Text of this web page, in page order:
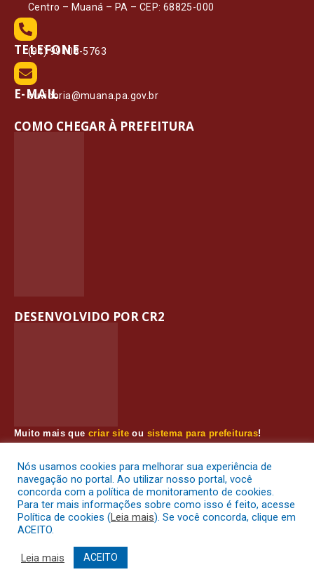
Centro – Muaná – PA – CEP: 68825-000
TELEFONE
(91) 99108-5763
E-MAIL
ouvidoria@muana.pa.gov.br
COMO CHEGAR À PREFEITURA
Muito mais quecriar site ou sistema para prefeituras!
contrato que todas as exigências das
leis de transparência
públicaserão atendidas.
Conheça oPNTPe oRadar da Transparência Pública
DESENVOLVIDO POR CR2
Todos os direitos reservados a
Mapa do Site
Nós usamos cookies para melhorar sua experiência de
navegação no portal. Ao utilizar nosso portal, você
concorda com a política de monitoramento de cookies.
Para ter mais informações sobre como isso é feito, acesse
Política de cookies (Leia mais). Se você concorda, clique em
ACEITO.
Leia mais ACEITO